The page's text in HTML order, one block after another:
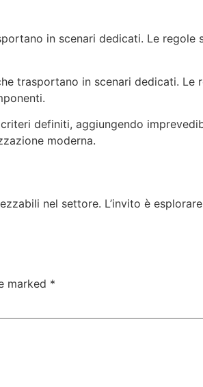
in scenari dedicati. Le
trasportano in scenari dedicati.
definiti, aggiungendo
moderna.
nel settore. L’invito è
marked *